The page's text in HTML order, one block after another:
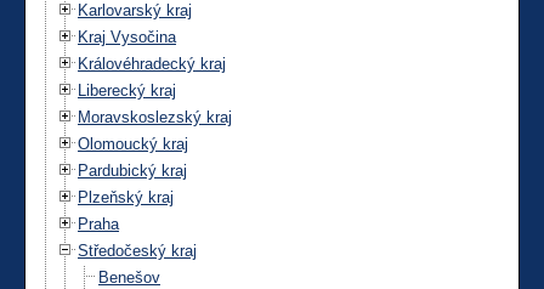
Karlovarský kraj
Kraj Vysočina
Královéhradecký kraj
Liberecký kraj
Moravskoslezský kraj
Olomoucký kraj
Pardubický kraj
Plzeňský kraj
Praha
Středočeský kraj
Benešov